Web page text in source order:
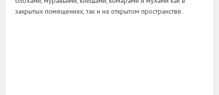
закрытых помещениях, так и на открытом пространстве.